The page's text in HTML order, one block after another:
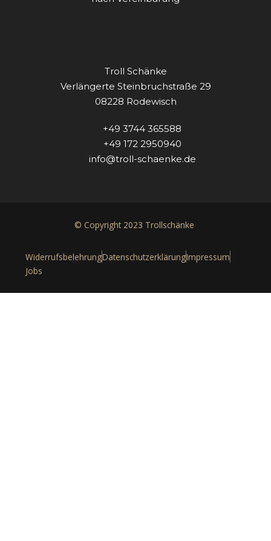
Troll Schänke
Verlängerte Steinbruchstraße 29
08228 Rodewisch
+49 3744 365588
+49 172 2950940
info@troll-schaenke.de
© Copyright 2023 Trollschänke
WiderrufsbelehrungDatenschutzerklärungImpressum
Jobs